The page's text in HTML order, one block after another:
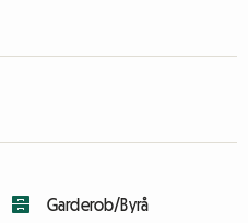
Garderob/Byrå